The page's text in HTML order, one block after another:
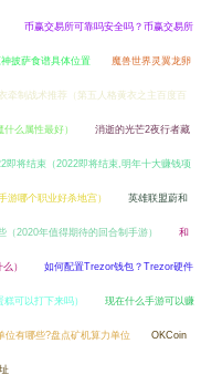
币赢交易所可靠吗安全吗？币赢交易所
披萨食谱具体位置 魔兽世界灵翼龙卵
牵制战术推荐（第五人格黄衣之主百度百
么属性最好） 消逝的光芒2夜行者藏
即将结束（2022即将结束,明年十大赚钱项
游哪个职业好杀地宫） 英雄联盟蔚和
2020年值得期待的回合制手游） 和
） 如何配置Trezor钱包？Trezor硬件
可以打下来吗） 现在什么手游可以赚
位有哪些?盘点矿机算力单位 OKCoin